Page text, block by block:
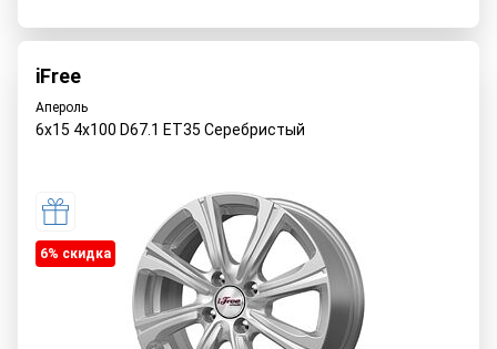
iFree
Апероль
6x15 4x100 D67.1 ET35 Серебристый
6% cкидка